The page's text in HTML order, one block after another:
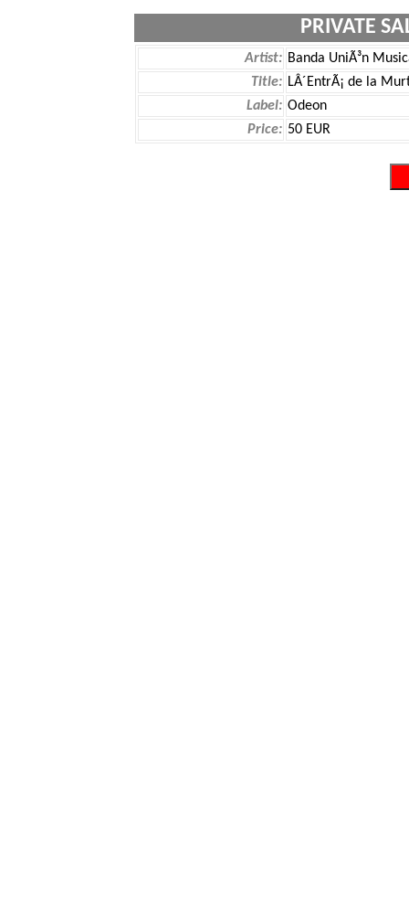
PRIVATE
Artist: Banda UniÃ³n
Title: LÂ´EntrÃ¡ de la
Label: Odeon
Price: 50 EUR